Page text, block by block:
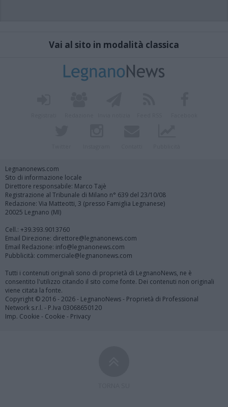
Vai al sito in modalità classica
Legnanonews.com
Sito di informazione locale
Direttore responsabile: Marco Tajè
Registrazione al Tribunale di Milano n° 639 del 23/10/08
Redazione: Via Matteotti, 3 (presso Famiglia Legnanese)
20025 Legnano (MI)
Cell.: +39.393.9013760
Email Direzione: direttore@legnanonews.com
Email Redazione: info@legnanonews.com
Pubblicità: commerciale@legnanonews.com
Tutti i contenuti originali sono di proprietà di LegnanoNews, ne è
consentito l'utilizzo citando il sito come fonte. Dei contenuti non originali
viene citata la fonte.
Copyright © 2016 - 2026 - LegnanoNews - Proprietà di Professional
Network s.r.l. - P.Iva 03068650120
Imp. Cookie - Cookie - Privacy